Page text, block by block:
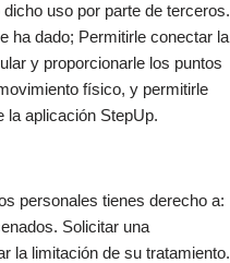
uso por parte de terceros.
ha dado; Permitirle conectar la
y proporcionarle los puntos
físico, y permitirle
la aplicación StepUp.
personales tienes derecho a:
Solicitar una
la limitación de su tratamiento.